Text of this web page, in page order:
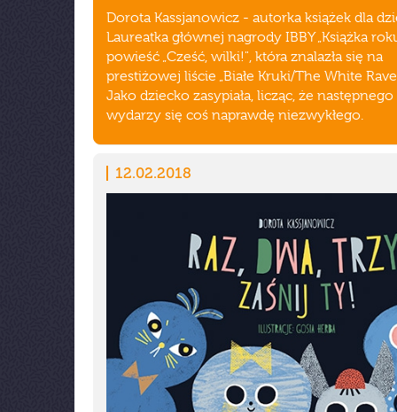
Dorota Kassjanowicz - autorka książek dla
Laureatka głównej nagrody IBBY „Książka
powieść „Cześć, wilki!", która znalazła się na
prestiżowej liście „Białe Kruki/The White
Jako dziecko zasypiała, licząc, że
wydarzy się coś naprawdę niezwykłego.
12.02.2018